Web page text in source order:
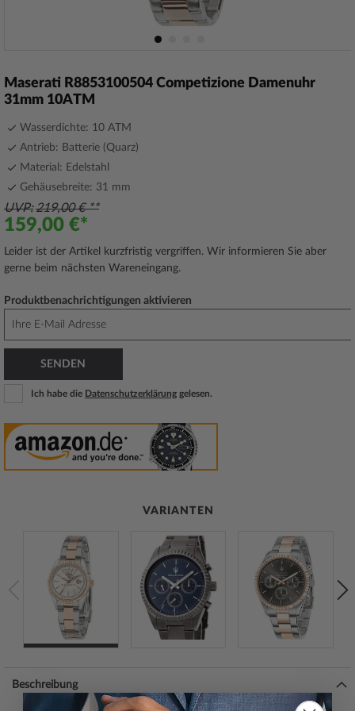
der
Bildergalerie
springen
Maserati R8853100504 Competizione Damenuhr
31mm 10ATM
Wasserdichte: 10 ATM
Antrieb: Batterie (Quarz)
Material: Edelstahl
Gehäusebreite: 31 mm
UVP 219,00 €
159,00 €
Leider ist der Artikel kurzfristig vergriffen. Wir informieren Sie aber
gerne beim nächsten Wareneingang.
Produktbenachrichtigungen aktivieren
SENDEN
Ich habe die Datenschutzerklärung gelesen.
VARIANTEN
Beschreibung